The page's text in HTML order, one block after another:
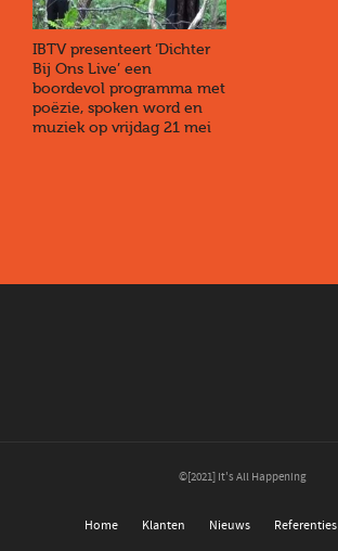
IBTV presenteert ‘Dichter
Bij Ons Live’ een
boordevol programma met
poëzie, spoken word en
muziek op vrijdag 21 mei
©[2021] It's All Happening
Home Klanten Nieuws Referenties